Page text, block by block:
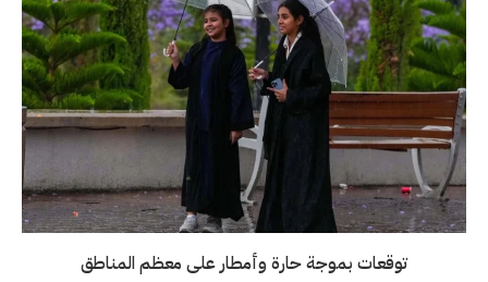
توقعات بموجة حارة وأمطار على معظم المناطق